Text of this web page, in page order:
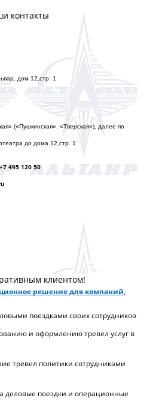
контакты
дом 12,стр. 1
(«Пушкинская», «Тверская»), далее по
до домa 12,стр. 1
495 120 50
клиентом!
решение для компаний,
поездками своих сотрудников
и оформлению тревел услуг в
тревел политики сотрудниками
деловые поездки и операционные